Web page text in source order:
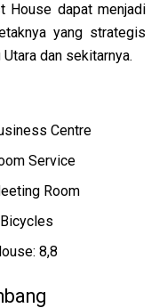
House dapat menjadi
yang strategis
dan sekitarnya.
Centre
Service
Room
8,8